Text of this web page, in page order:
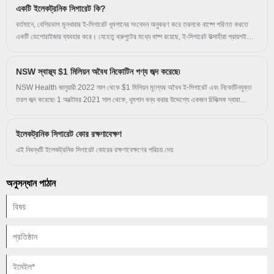
ধরনের নিকোটিন পাউচের জন্য আরেকটি প্রত্যাহার জারি করা হয়েছিল, যেখানে চার এবং ছয় মিলিগ্রাম
নিকোটিন রয়েছে।
একটি ইলেকট্রনিক সিগারেট কি?
বর্তমানে, বেশিরভাগ মূলধারার ই-সিগারেট ধূমপানের সংবেদন অনুকরণ করে তরলকে বাষ্পে পরিণত করতে
একটি ভেপোরাইজার ব্যবহার করে। যেহেতু থ্রুপুটের মধ্যে বাষ্প রয়েছে, ই-সিগারেট উত্সাহীরা প্রায়শই
NSW স্বাস্থ্য $1 মিলিয়ন অবৈধ নিকোটিন পণ্য জব্দ করেছে৷
NSW Health জানুয়ারী 2022 সাল থেকে $1 মিলিয়ন মূল্যের অবৈধ ই-সিগারেট এবং নিকোটিনযুক্ত
তরল জব্দ করেছে৷ 1 অক্টোবর 2021 সাল থেকে, ধূমপান বন্ধ করার উদ্দেশ্যে একজন চিকিত্সক দ্বারা
যায়৷ NSW-তে অন্যান্য সমস্ত খুচরা বিক্রেতাদের জন্য, নিকোটিন ধারণকারী ই-সিগারেট বা ই-তরল বিক্রি
অবৈধ৷ এর মধ্যে অনলাইন বিক্রয়ও রয়েছে।
ইলেকট্রনিক সিগারেট কোর রক্ষণাবেক্ষণ
এই নিবন্ধটি ইলেকট্রনিক সিগারেট কোরের রক্ষণাবেক্ষণের পরিচয় দেয়
অনুসন্ধান পাঠান